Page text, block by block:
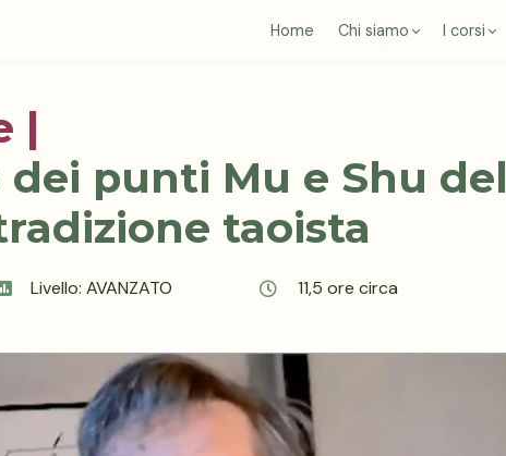
Home Chi siamo I corsi
|
punti Mu e Shu del
taoista
Livello: AVANZATO 11,5 ore circa